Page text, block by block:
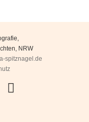
NRW
spitznagel.de
Flickr